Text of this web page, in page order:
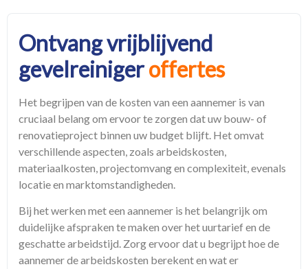
Ontvang vrijblijvend
gevelreinigeroffertes
Het begrijpen van de kosten van een aannemer is van
cruciaal belang om ervoor te zorgen dat uw bouw- of
renovatieproject binnen uw budget blijft. Het omvat
verschillende aspecten, zoals arbeidskosten,
materiaalkosten, projectomvang en complexiteit, evenals
locatie en marktomstandigheden.
Bij het werken met een aannemer is het belangrijk om
duidelijke afspraken te maken over het uurtarief en de
geschatte arbeidstijd. Zorg ervoor dat u begrijpt hoe de
aannemer de arbeidskosten berekent en wat er